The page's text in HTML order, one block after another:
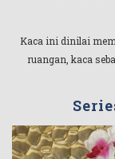
Kaca ini dinilai
ruangan, kaca